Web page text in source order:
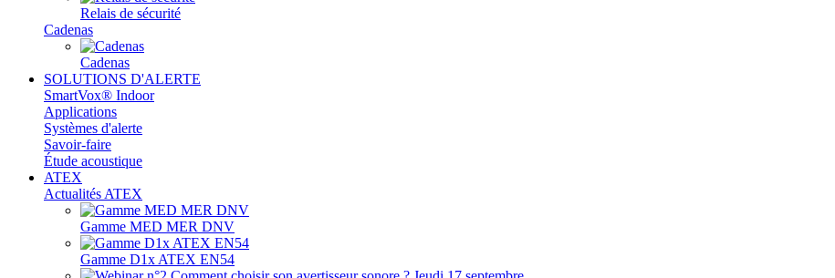
Relais de sécurité
Cadenas
Cadenas
SOLUTIONS D'ALERTE
SmartVox® Indoor
Applications
Systèmes d'alerte
Savoir-faire
Étude acoustique
ATEX
Actualités ATEX
Gamme MED MER DNV
Gamme D1x ATEX EN54